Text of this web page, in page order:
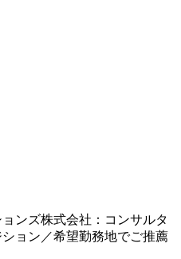
ンズ株式会社：コンサルタ
ョン／希望勤務地でご推薦